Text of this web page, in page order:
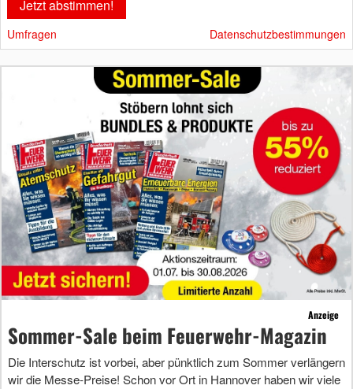
Umfragen Datenschutzbestimmungen
Anzeige
Sommer-Sale beim Feuerwehr-Magazin
Die Interschutz ist vorbei, aber pünktlich zum Sommer verlängern
wir die Messe-Preise! Schon vor Ort in Hannover haben wir viele